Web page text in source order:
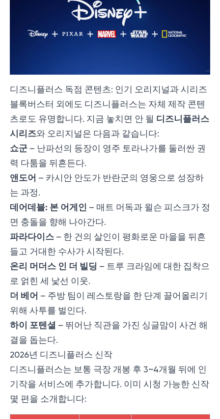
디즈니플러스 독점 콘텐츠: 인기 오리지널과 시리즈
블록버스터 외에도 디즈니플러스는 자체 제작 콘텐
츠로도 유명합니다. 지금 놓치면 안 될 디즈니플러스
시리즈와 오리지널은 다음과 같습니다:
쇼군 – 난파선의 등장이 영주 토라나가를 둘러싼 권
력 다툼을 뒤흔든다.
앤도어 – 카시안 안도가 반란군의 영웅으로 성장하
는 과정.
데어데블: 본 어게인 – 매트 머독과 윌슨 피스크가 정
면 충돌을 향해 나아간다.
파라다이스 – 한 건의 살인이 평화로운 마을을 뒤흔
들고 거대한 수사가 시작된다.
온리 머더스 인 더 빌딩 – 트루 크라임에 대한 집착으
로 얽힌 세 낯선 이웃.
더 베어 – 주방 팀이 레스토랑을 한 단계 끌어올리기
위해 사투를 벌인다.
하이 포텐셜 – 뛰어난 직관을 가진 싱글맘이 사건 해
결을 돕는다.
2026년 디즈니플러스 신작
디즈니플러스는 보통 극장 개봉 후 3~4개월 뒤에 인
기작을 서비스에 추가합니다. 이미 시청 가능한 신작
몇 편을 소개합니다: